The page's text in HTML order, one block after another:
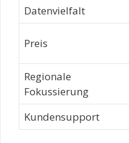
Datenvielfalt
Preis
Regionale
Fokussierung
Kundensupport